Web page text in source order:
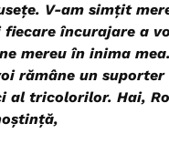
V-am simțit
încurajare a
mereu în inima
rămâne un
al tricolorilor. Hai,